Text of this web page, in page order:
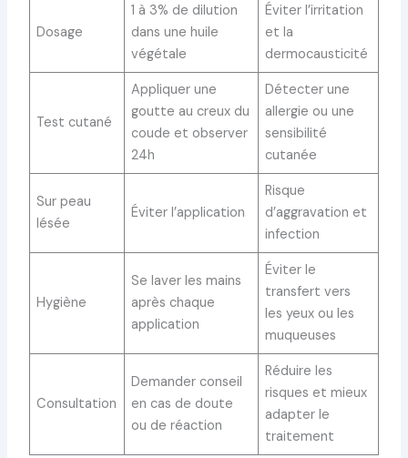
Dosage
1 à 3% de dilution
dans une huile
végétale
Éviter l’irritation
et la
dermocausticité
Test cutané
Appliquer une
goutte au creux du
coude et observer
24h
Détecter une
allergie ou une
sensibilité
cutanée
Sur peau
lésée
Éviter l’application
Risque
d’aggravation et
infection
Hygiène
Se laver les mains
après chaque
application
Éviter le
transfert vers
les yeux ou les
muqueuses
Consultation
Demander conseil
en cas de doute
ou de réaction
Réduire les
risques et mieux
adapter le
traitement